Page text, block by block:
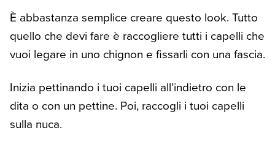
È abbastanza semplice creare questo look. Tutto
quello che devi fare è raccogliere tutti i capelli che
vuoi legare in uno chignon e fissarli con una fascia.
Inizia pettinando i tuoi capelli all’indietro con le
dita o con un pettine. Poi, raccogli i tuoi capelli
sulla nuca.